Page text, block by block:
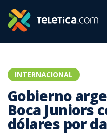
INTERNACIONAL
Gobierno
Boca Juniors
dólares por